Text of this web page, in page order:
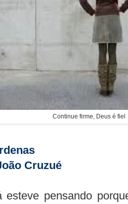
Continue firme, Deus é fiel
Cruzué
esteve pensando